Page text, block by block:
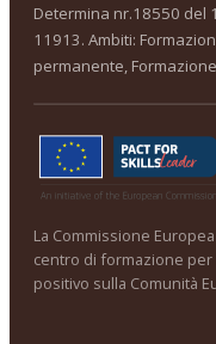
Determina nr.18550 del
11913. Ambiti:
permanente,
La Commissione
centro di formazione
positivo sulla Comunità